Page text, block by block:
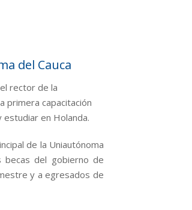
del Cauca
rector de la
primera capacitación
en Holanda.
de la Uniautónoma
becas del gobierno de
y a egresados de